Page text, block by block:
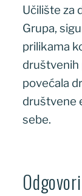
Učilište za
Grupa,
prilikama
društvenih
povećala
društvene
sebe.
Odgovori